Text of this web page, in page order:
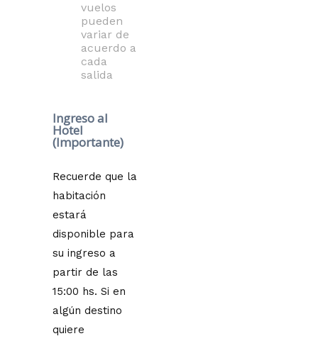
vuelos
pueden
variar de
acuerdo a
cada
salida
Ingreso al
Hotel
(Importante)
Recuerde que la
habitación
estará
disponible para
su ingreso a
partir de las
15:00 hs. Si en
algún destino
quiere